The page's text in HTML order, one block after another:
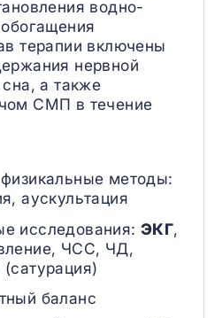
водно-
терапии включены
нервной
а также
СМП в течение
методы:
аускультация
исследования: ЭКГ,
ЧСС, ЧД,
баланс